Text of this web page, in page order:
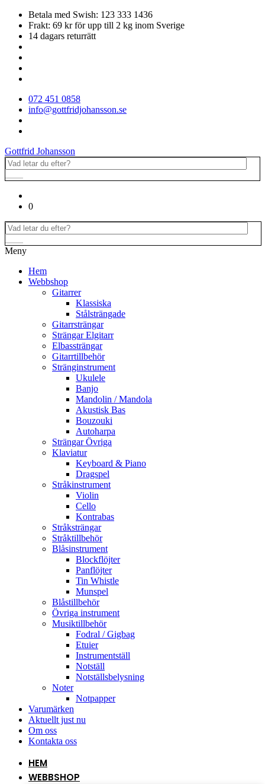
Betala med Swish: 123 333 1436
Frakt: 69 kr för upp till 2 kg inom Sverige
14 dagars returrätt
072 451 0858
info@gottfridjohansson.se
Gottfrid Johansson
0
Meny
Hem
Webbshop
Gitarrer
Klassiska
Stålsträngade
Gitarrsträngar
Strängar Elgitarr
Elbassträngar
Gitarrtillbehör
Stränginstrument
Ukulele
Banjo
Mandolin / Mandola
Akustisk Bas
Bouzouki
Autoharpa
Strängar Övriga
Klaviatur
Keyboard & Piano
Dragspel
Stråkinstrument
Violin
Cello
Kontrabas
Stråksträngar
Stråktillbehör
Blåsinstrument
Blockflöjter
Panflöjter
Tin Whistle
Munspel
Blåstillbehör
Övriga instrument
Musiktillbehör
Fodral / Gigbag
Etuier
Instrumentställ
Notställ
Notställsbelysning
Noter
Notpapper
Varumärken
Aktuellt just nu
Om oss
Kontakta oss
HEM
WEBBSHOP